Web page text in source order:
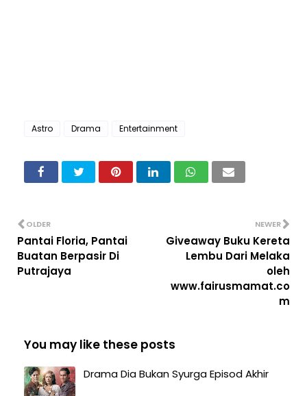
Astro Drama Entertainment
NEWER
Giveaway Buku Kereta
Lembu Dari Melaka
oleh
www.fairusmamat.co
m
OLDER
Pantai Floria, Pantai
Buatan Berpasir Di
Putrajaya
You may like these posts
Drama Dia Bukan Syurga Episod Akhir